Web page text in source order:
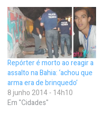
Repórter é morto ao reagir a
assalto na Bahia: ‘achou que
arma era de brinquedo’
8 junho 2014 - 14h10
Em "Cidades"